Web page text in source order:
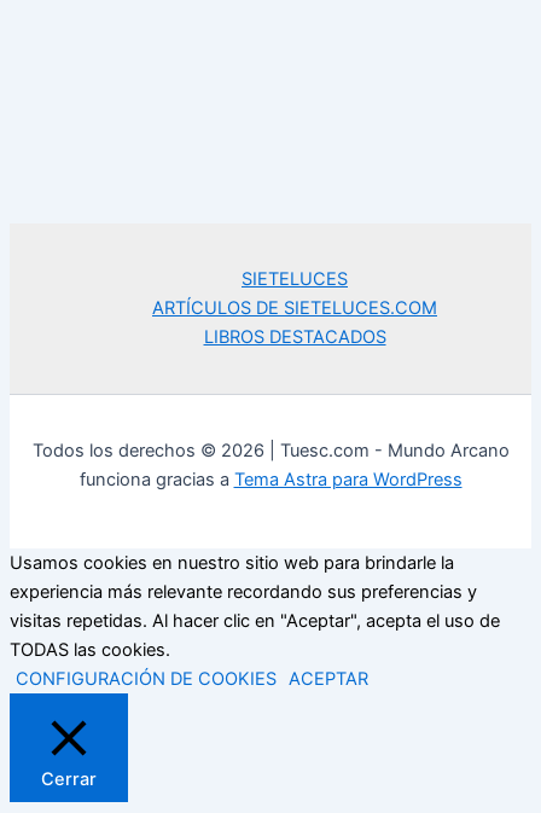
SIETELUCES
ARTÍCULOS DE SIETELUCES.COM
LIBROS DESTACADOS
Todos los derechos © 2026 | Tuesc.com - Mundo Arcano
funciona gracias a Tema Astra para WordPress
Usamos cookies en nuestro sitio web para brindarle la
experiencia más relevante recordando sus preferencias y
visitas repetidas. Al hacer clic en "Aceptar", acepta el uso de
TODAS las cookies.
CONFIGURACIÓN DE COOKIES ACEPTAR
Cerrar